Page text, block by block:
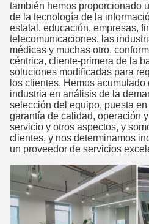
también hemos proporcionado
de la tecnología de la
estatal, educación, empresas,
telecomunicaciones, las
médicas y muchas otro,
céntrica, cliente-primera de la
soluciones modificadas para
los clientes. Hemos
industria en análisis de la
selección del equipo, puesta
garantía de calidad, operación
servicio y otros aspectos, y
clientes, y nos determinamos
un proveedor de servicios